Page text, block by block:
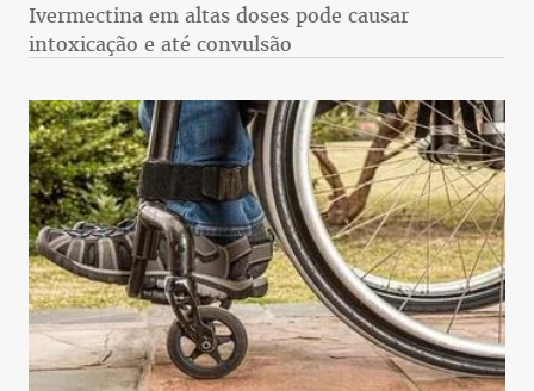
Ivermectina em altas doses pode causar
intoxicação e até convulsão